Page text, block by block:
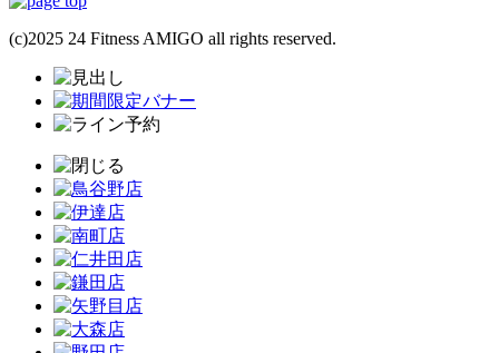
(c)2025 24 Fitness AMIGO all rights reserved.